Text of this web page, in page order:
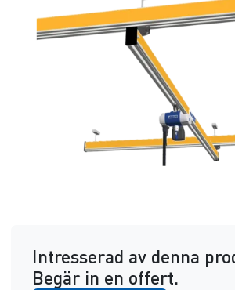
Intresserad av denna
Begär in en offert.